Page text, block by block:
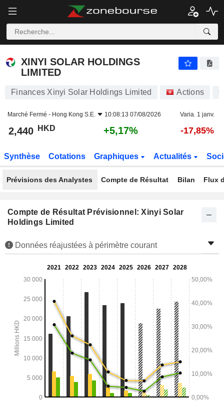
XINYI SOLAR HOLDINGS
LIMITED
Finances Xinyi Solar Holdings Limited Actions
Marché Fermé - Hong Kong S.E. 10:08:13 07/08/2026 Varia. 1 janv.
2,440 HKD +5,17% -17,85%
Synthèse Cotations Graphiques Actualités
Prévisions des Analystes Compte de Résultat Bilan Flux
Compte de Résultat Prévisionnel: Xinyi Solar
Holdings Limited
Données réajustées à périmètre courant